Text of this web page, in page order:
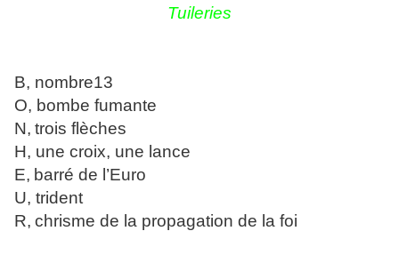
Tuileries
B, nombre13
O, bombe fumante
N, trois flèches
H, une croix, une lance
E, barré de l’Euro
U, trident
R, chrisme de la propagation de la foi